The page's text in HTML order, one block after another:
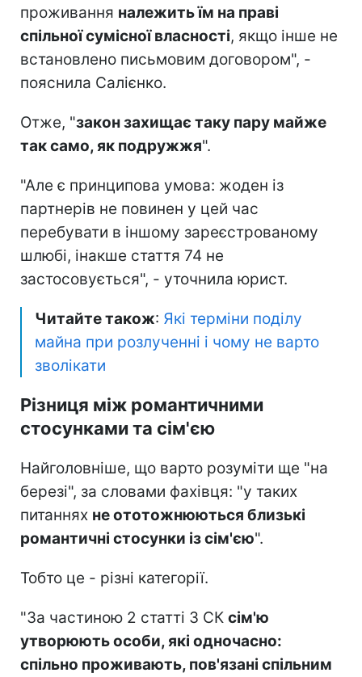
проживання належить їм на праві
спільної сумісної власності, якщо інше не
встановлено письмовим договором", -
пояснила Салієнко.
Отже, "закон захищає таку пару майже
так само, як подружжя".
"Але є принципова умова: жоден із
партнерів не повинен у цей час
перебувати в іншому зареєстрованому
шлюбі, інакше стаття 74 не
застосовується", - уточнила юрист.
Читайте також: Які терміни поділу
майна при розлученні і чому не варто
зволікати
Різниця між романтичними
стосунками та сім'єю
Найголовніше, що варто розуміти ще "на
березі", за словами фахівця: "у таких
питаннях не ототожнюються близькі
романтичні стосунки із сім'єю".
Тобто це - різні категорії.
"За частиною 2 статті 3 СК сім'ю
утворюють особи, які одночасно:
спільно проживають, пов'язані спільним